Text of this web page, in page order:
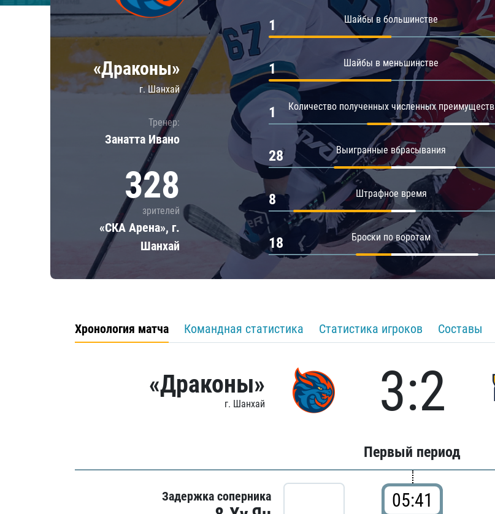
Локомотив
Шанхайские Драконы
Амур
Барыс
Салават Юлаев
«Драконы»
г. Шанхай
Тренер:
Занатта Иванo
328
зрителей
«СКА Арена», г.
Шанхай
Шайбы в большинстве
1
Шайбы в меньшинстве
1
Количество полученных численных преимуществ
1
Выигранные вбрасывания
28
Штрафное время
8
Броски по воротам
18
Хронология матча Командная статистика Статистика игроков Составы
«Драконы»
г. Шанхай 3:2
Первый период
Задержка соперника 05:41